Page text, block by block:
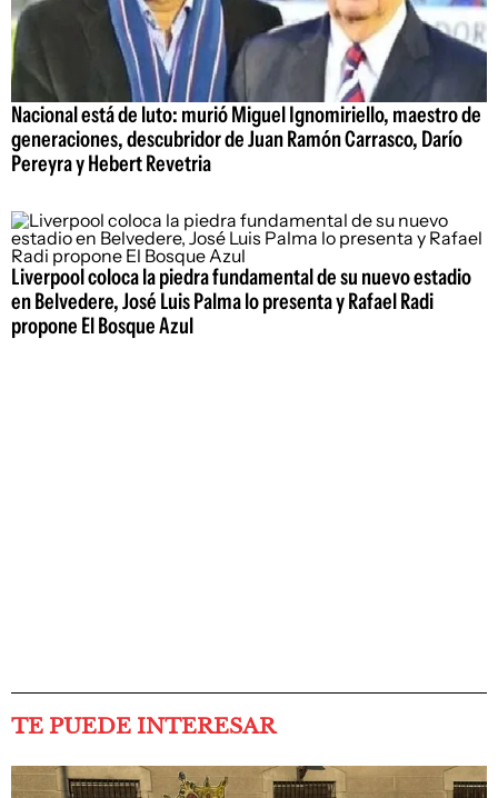
Nacional está de luto: murió Miguel Ignomiriello, maestro de
generaciones, descubridor de Juan Ramón Carrasco, Darío
Pereyra y Hebert Revetria
Liverpool coloca la piedra fundamental de su nuevo estadio
en Belvedere, José Luis Palma lo presenta y Rafael Radi
propone El Bosque Azul
TE PUEDE INTERESAR